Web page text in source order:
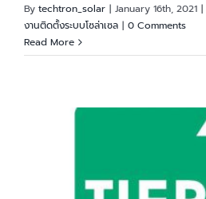
By techtron_solar | January 16th, 2021 |
งานติดตั้งระบบโซล่าเซล | 0 Comments
Read More